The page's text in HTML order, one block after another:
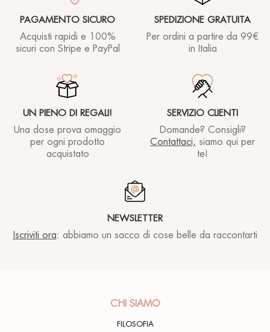
PAGAMENTO SICURO
Acquisti rapidi e 100%
sicuri con Stripe e PayPal
SPEDIZIONE GRATUITA
Per ordini a partire da 99€
in Italia
UN PIENO DI REGALI!
Una dose prova omaggio
per ogni prodotto
acquistato
SERVIZIO CLIENTI
Domande? Consigli?
Contattaci, siamo qui per
te!
NEWSLETTER
Iscriviti ora: abbiamo un sacco di cose belle da raccontarti
CHI SIAMO
FILOSOFIA